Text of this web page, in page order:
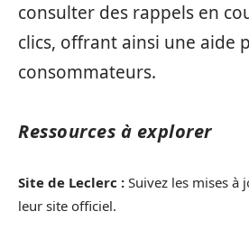
consulter des rappels en
clics, offrant ainsi une aide
consommateurs.
Ressources à explorer
Site de Leclerc : Suivez les mises à
leur site officiel.